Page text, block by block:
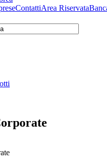
ContattiArea Riservata